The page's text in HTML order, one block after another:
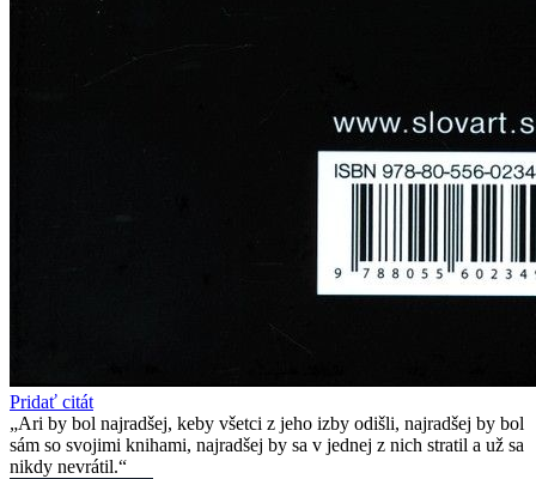
Pridať citát
Ari by bol najradšej, keby všetci z jeho izby odišli, najradšej by bol
sám so svojimi knihami, najradšej by sa v jednej z nich stratil a už sa
nikdy nevrátil.